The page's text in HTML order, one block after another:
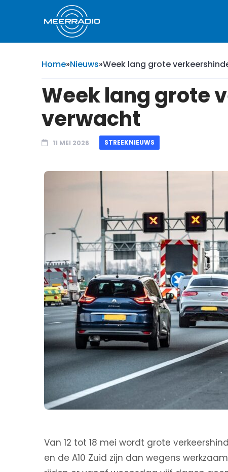
Home»Nieuws»Week lang grote
Week lang grote
verwacht
11 MEI 2026 STREEKNIEUWS
Van 12 tot 18 mei wordt grote
en de A10 Zuid zijn dan wegens